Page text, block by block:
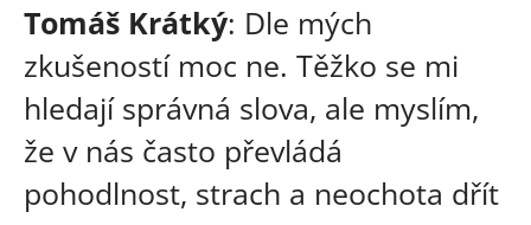
Tomáš Krátký: Dle mých
zkušeností moc ne. Těžko se mi
hledají správná slova, ale myslím,
že v nás často převládá
pohodlnost, strach a neochota dřít